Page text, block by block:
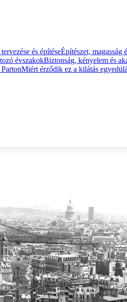
és építéseÉpítészet, magasság
évszakokBiztonság, kényelem és
Miért érződik ez a kilátás